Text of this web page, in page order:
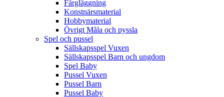
Färgläggning
Konstnärsmaterial
Hobbymaterial
Övrigt Måla och pyssla
Spel och pussel
Sällskapsspel Vuxen
Sällskapsspel Barn och ungdom
Spel Baby
Pussel Vuxen
Pussel Barn
Pussel Baby